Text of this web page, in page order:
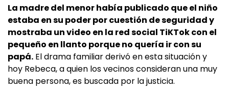
La madre del menor había publicado que el niño
estaba en su poder por cuestión de seguridad y
mostraba un video en la red social TiKTok con el
pequeño en llanto porque no quería ir con su
papá. El drama familiar derivó en esta situación y
hoy Rebeca, a quien los vecinos consideran una muy
buena persona, es buscada por la justicia.